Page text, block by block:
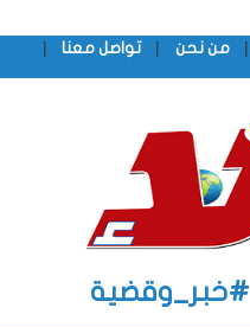
| من نحن | تواصل معنا |
#خبر_وقضية